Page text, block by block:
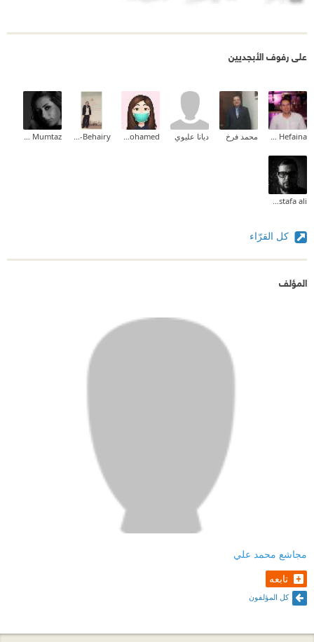
على رفوف الأبجديين
محمد فرخ ديانا عليوي
كل القرّاء
المؤلف
مجاشع محمد علي
تابعه
كل المؤلفون